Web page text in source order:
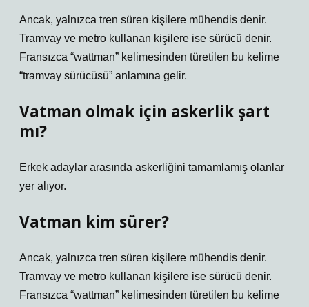
Ancak, yalnızca tren süren kişilere mühendis denir.
Tramvay ve metro kullanan kişilere ise sürücü denir.
Fransızca “wattman” kelimesinden türetilen bu kelime
“tramvay sürücüsü” anlamına gelir.
Vatman olmak için askerlik şart
mı?
Erkek adaylar arasında askerliğini tamamlamış olanlar
yer alıyor.
Vatman kim sürer?
Ancak, yalnızca tren süren kişilere mühendis denir.
Tramvay ve metro kullanan kişilere ise sürücü denir.
Fransızca “wattman” kelimesinden türetilen bu kelime